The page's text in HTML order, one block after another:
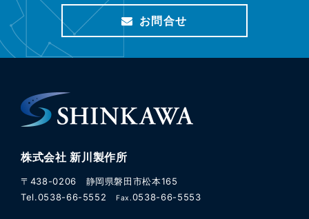
お問合せ
株式会社 新川製作所
〒438-0206 静岡県磐田市松本165
Tel.0538-66-5552
Fax.0538-66-5553